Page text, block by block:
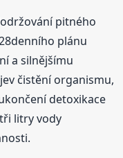
pitného
plánu
a silnějšímu
čistění organismu,
detoxikace
litry vody